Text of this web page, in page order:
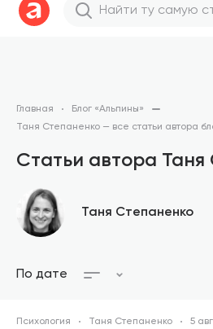
Главная
Блог «Альпины»
Таня Степаненко — все статьи автора
Статьи автора
Таня Степаненко
По дате
Психология Таня Степаненко 5